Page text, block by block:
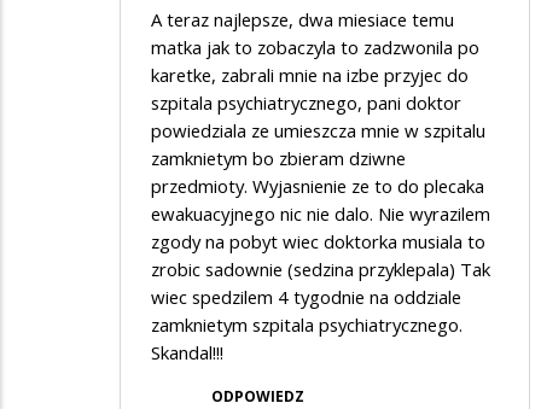
A teraz najlepsze, dwa miesiace temu
matka jak to zobaczyla to zadzwonila po
karetke, zabrali mnie na izbe przyjec do
szpitala psychiatrycznego, pani doktor
powiedziala ze umieszcza mnie w szpitalu
zamknietym bo zbieram dziwne
przedmioty. Wyjasnienie ze to do plecaka
ewakuacyjnego nic nie dalo. Nie wyrazilem
zgody na pobyt wiec doktorka musiala to
zrobic sadownie (sedzina przyklepala) Tak
wiec spedzilem 4 tygodnie na oddziale
zamknietym szpitala psychiatrycznego.
Skandal!!!
ODPOWIEDZ